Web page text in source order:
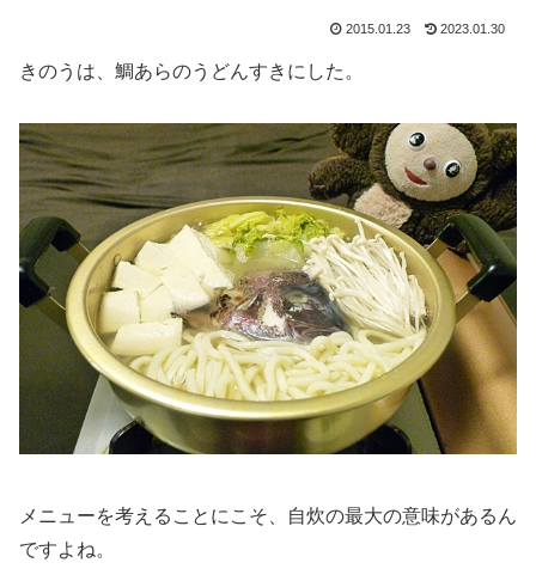
2015.01.23 2023.01.30
きのうは、鯛あらのうどんすきにした。
メニューを考えることにこそ、自炊の最大の意味があるん
ですよね。